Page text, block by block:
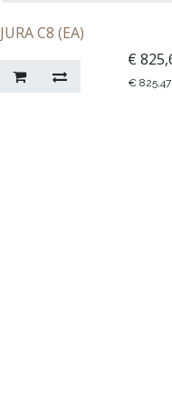
JURA C8 (EA)
€
€825,47